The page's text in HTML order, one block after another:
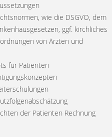
wie die DSGVO, dem
ggf. kirchliches
von Ärzten und
für Patienten
der Patienten Rechnung